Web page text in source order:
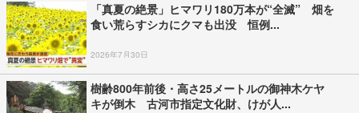
「真夏の絶景」ヒマワリ180万本が“全滅” 畑を
食い荒らすシカにクマも出没 恒例...
2026年7月30日
樹齢800年前後・高さ25メートルの御神木ケヤ
キが倒木 古河市指定文化財、けが人...